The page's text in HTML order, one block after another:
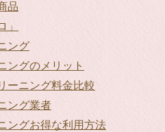
品
」
ング
ングのメリット
ーニング料金比較
ング業者
ングお得な利用方法